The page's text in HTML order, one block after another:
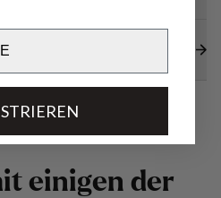
it einigen der